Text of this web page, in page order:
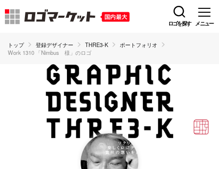
ロゴを探す メニュー
トップ 登録デザイナー THRE3-K
ポートフォリオ
Work 1310 「Nimbus 様」のロゴ